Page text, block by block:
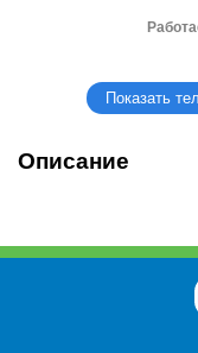
Показать
Описание